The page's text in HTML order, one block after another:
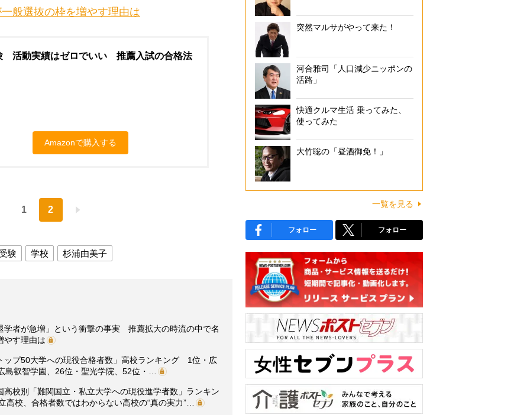
般選抜の枠を増やす理由は
活動実績はゼロでいい 推薦入試の合格法
Amazonで購入する
1 2
験 学校 杉浦由美子
者が急増」という衝撃の事実 推薦拡大の時流の中で名
やす理由は
ップ50大学への現役合格者数」高校ランキング 1位・広
島叡智学園、26位・聖光学院、52位・…
校別「難関国立・私立大学への現役進学者数」ランキン
校、合格者数ではわからない高校の“真の実力”…
突然マルサがやって来た！
河合雅司「人口減少ニッポンの
活路」
快適クルマ生活 乗ってみた、
使ってみた
大竹聡の「昼酒御免！」
一覧を見る
フォロー フォロー